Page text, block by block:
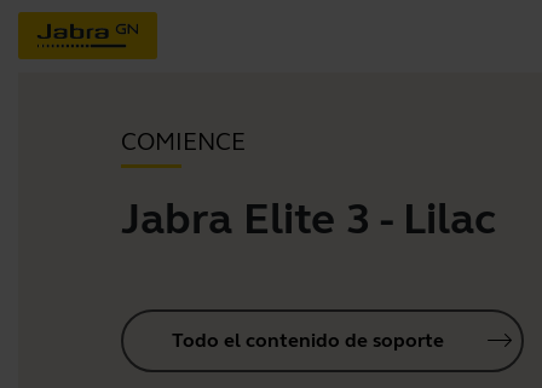
COMIENCE
Jabra Elite 3 - Lilac
Todo el contenido de soporte